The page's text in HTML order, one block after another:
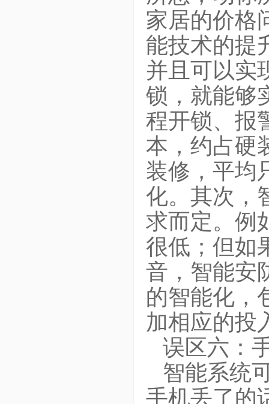
家居的价格
能技术的提
并且可以实
锁，就能够
程开锁、报
本，约占硬
装修，平均
化。其次，
求而定。例
很低；但如
音，智能安
的智能化，
加相应的投
误区六：
智能系统
手机丢了的